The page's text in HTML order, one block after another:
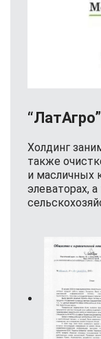
“ЛатАгро”
Холдинг
также
и масличных
элеваторах,